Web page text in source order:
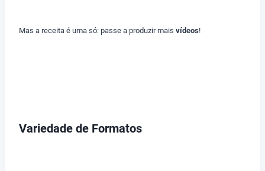
Mas a receita é uma só: passe a produzir mais vídeos!
Variedade de Formatos